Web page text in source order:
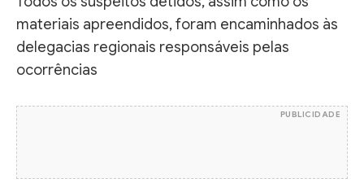
materiais apreendidos, foram encaminhados às
delegacias regionais responsáveis pelas
ocorrências
PUBLICIDADE